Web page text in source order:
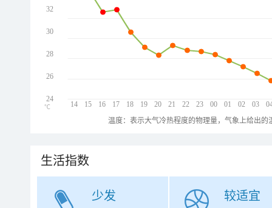
14 15 16 17 18 19 20 21 22 23 00 01 02 03
32
30
28
26
24
℃
温度：表示大气冷热程度的物理量，气象上给出
生活指数
少发 较适宜